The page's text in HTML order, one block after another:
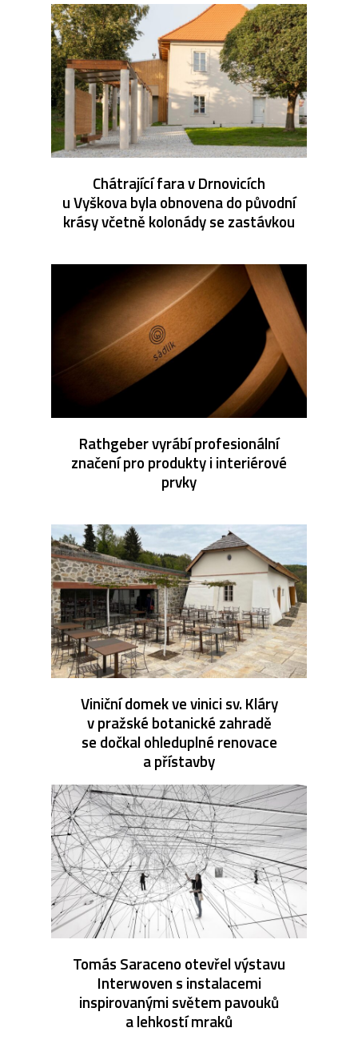
Chátrající fara v Drnovicích
u Vyškova byla obnovena do původní
krásy včetně kolonády se zastávkou
Rathgeber vyrábí profesionální
značení pro produkty i interiérové
prvky
Viniční domek ve vinici sv. Kláry
v pražské botanické zahradě
se dočkal ohleduplné renovace
a přístavby
Tomás Saraceno otevřel výstavu
Interwoven s instalacemi
inspirovanými světem pavouků
a lehkostí mraků